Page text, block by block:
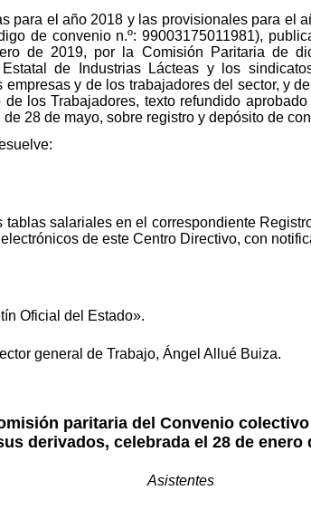
para el año 2018 y las provisionales para el
de convenio n.º: 99003175011981),
de 2019, por la Comisión Paritaria de
de Industrias Lácteas y los
y de los trabajadores del sector, y
los Trabajadores, texto refundido
28 de mayo, sobre registro y depósito de
salariales en el correspondiente
de este Centro Directivo, con
Oficial del Estado».
general de Trabajo, Ángel Allué Buiza.
paritaria del Convenio
derivados, celebrada el 28 de enero
Asistentes